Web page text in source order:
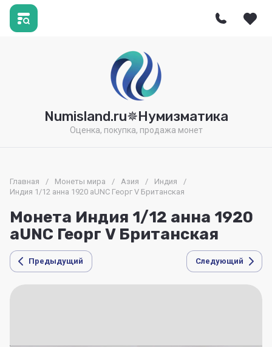
Numisland.ru✵Нумизматика
Оценка, покупка, продажа монет
Главная / Монеты мира / Азия / Индия
/
Индия 1/12 анна 1920 aUNC Георг V Британская
Монета Индия 1/12 анна 1920
aUNC Георг V Британская
Предыдущий Следующий